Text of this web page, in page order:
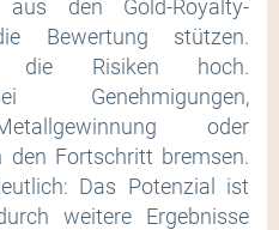
aus den Gold-Royalty-
Bewertung stützen.
die Risiken hoch.
Genehmigungen,
oder
den Fortschritt bremsen.
Das Potenzial ist
weitere Ergebnisse